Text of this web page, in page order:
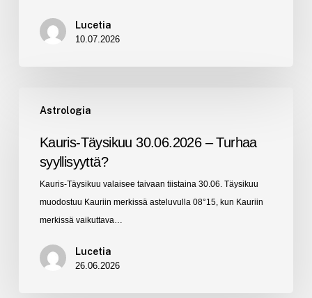
Lucetia
10.07.2026
Astrologia
Täysikuu
Turhaa
syyllisyyttä?
Kauris-Täysikuu 30.06.2026 – Turhaa
syyllisyyttä?
Kauris-Täysikuu valaisee taivaan tiistaina 30.06. Täysikuu
muodostuu Kauriin merkissä asteluvulla 08°15, kun Kauriin
merkissä vaikuttava…
Lucetia
26.06.2026